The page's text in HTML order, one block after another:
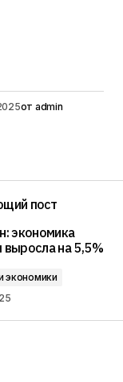
от admin
пост
экономика
на 5,5%
экономики